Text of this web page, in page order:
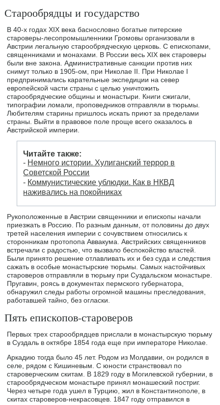
Старообрядцы и государство
В 40-х годах XIX века баснословно богатые питерские
староверы-лесопромышленники Громовы организовали в
Австрии легальную старообрядческую церковь. С епископами,
священниками и монахами. В России весь XIX век староверы
были вне закона. Административные санкции против них
снимут только в 1905-ом, при Николае II. При Николае I
предпринимались карательные экспедиции на север
европейской части страны c целью уничтожить
старообрядческие общины и монастыри. Книги сжигали,
типографии ломали, проповедников отправляли в тюрьмы.
Любителям старины пришлось искать приют за пределами
страны. Выйти в правовое поле проще всего оказалось в
Австрийской империи.
Читайте также:
- Немного истории. Хулиганский террор в
Советской России
- Коммунистические ублюдки. Как в НКВД
наживались на покойниках
Рукоположенные в Австрии священники и епископы начали
приезжать в Россию. По разным данным, от половины до двух
третей населения империи с сочувствием относились к
сторонникам протопопа Аввакума. Австрийских священников
встречали с радостью, что вызвало беспокойство властей.
Были принято решение отлавливать их и без суда и следствия
сажать в особые монастырские тюрьмы. Самых настойчивых
староверов отправляли в тюрьму при Суздальском монастыре.
Пругавин, роясь в документах пермского губернатора,
обнаружил следы работы огромной машины преследования,
работавшей тайно, без огласки.
Пять епископов-староверов
Первых трех старообрядцев прислали в монастырскую тюрьму
в Суздаль в октябре 1854 года еще при императоре Николае.
Аркадию тогда было 45 лет. Родом из Молдавии, он родился в
селе, рядом с Кишиневым. С юности странствовал по
староверческим скитам. В 1829 году в Могилевской губернии, в
старообрядческом монастыре принял монашеский постриг.
Через четыре года ушел в Турцию, жил в Константинополе, в
скитах староверов-некрасовцев. 1847 году отправился в